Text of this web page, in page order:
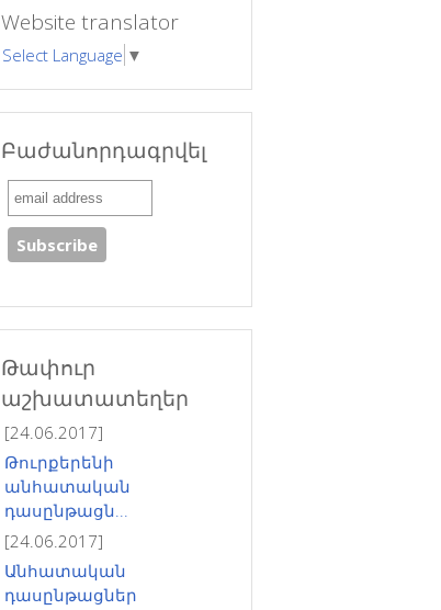
Website translator
Select Language ▼
Բաժանորդագրվել
Թափուր
աշխատատեղեր
[24.06.2017]
Թուրքերենի
անհատական
դասընթացն...
[24.06.2017]
Անհատական
դասընթացներ